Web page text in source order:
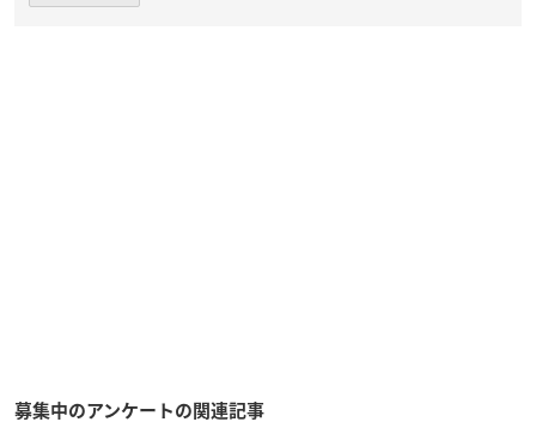
募集中のアンケートの関連記事